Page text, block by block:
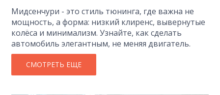
Мидсенчури - это стиль тюнинга, где важна не
мощность, а форма: низкий клиренс, вывернутые
колёса и минимализм. Узнайте, как сделать
автомобиль элегантным, не меняя двигатель.
СМОТРЕТЬ ЕЩЕ